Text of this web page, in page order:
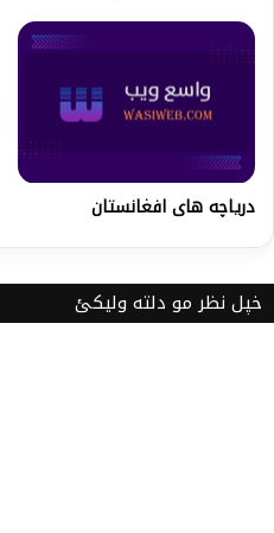
دریاچه های افغانستان
خپل نظر مو دلته ولیکئ